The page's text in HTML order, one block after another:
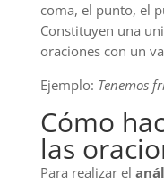
coma, el punto, el
Constituyen una
oraciones con un
Ejemplo: Tenemos
Cómo
las
Para realizar el